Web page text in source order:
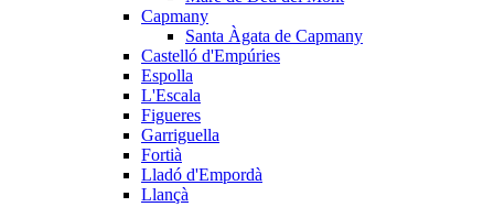
Capmany
Santa Àgata de Capmany
Castelló d'Empúries
Espolla
L'Escala
Figueres
Garriguella
Fortià
Lladó d'Empordà
Llançà